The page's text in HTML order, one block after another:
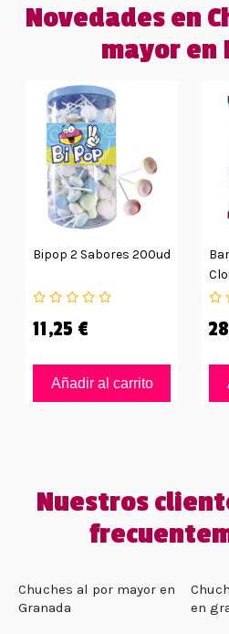
Novedades en
mayor en
Bipop 2 Sabores 200ud
11,25 €
Añadir al carrito
Nuestros
Chuches al por mayor en
Granada
en